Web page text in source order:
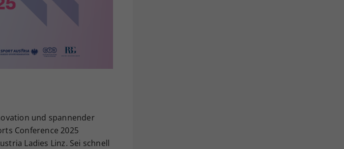
und spannender
Conference 2025
Ladies Linz. Sei schnell